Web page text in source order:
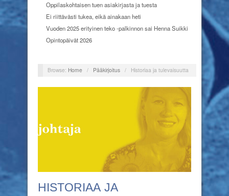
Oppilaskohtaisen tuen asiakirjasta ja tuesta
Ei riittävästi tukea, eikä ainakaan heti
Vuoden 2025 erityinen teko -palkinnon sai Henna Suikki
Opintopäivät 2026
Browse: Home / Pääkirjoitus / Historiaa ja tulevaisuutta
HISTORIAA JA